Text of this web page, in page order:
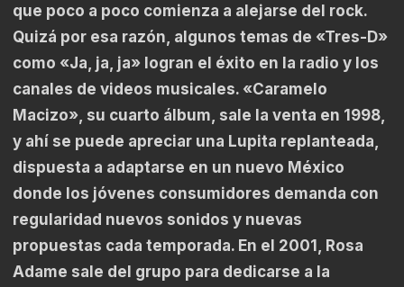
que poco a poco comienza a alejarse del rock.
Quizá por esa razón, algunos temas de «Tres-D»
como «Ja, ja, ja» logran el éxito en la radio y los
canales de videos musicales. «Caramelo
Macizo», su cuarto álbum, sale la venta en 1998,
y ahí se puede apreciar una Lupita replanteada,
dispuesta a adaptarse en un nuevo México
donde los jóvenes consumidores demanda con
regularidad nuevos sonidos y nuevas
propuestas cada temporada. En el 2001, Rosa
Adame sale del grupo para dedicarse a la